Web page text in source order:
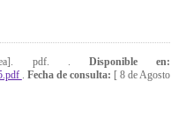
pdf. . Disponible en:
. Fecha de consulta: [ 8 de Agosto